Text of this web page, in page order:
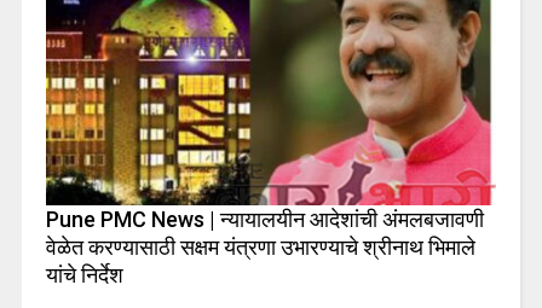
Pune PMC News | न्यायालयीन आदेशांची अंमलबजावणी
वेळेत करण्यासाठी सक्षम यंत्रणा उभारण्याचे श्रीनाथ भिमाले
यांचे निर्देश